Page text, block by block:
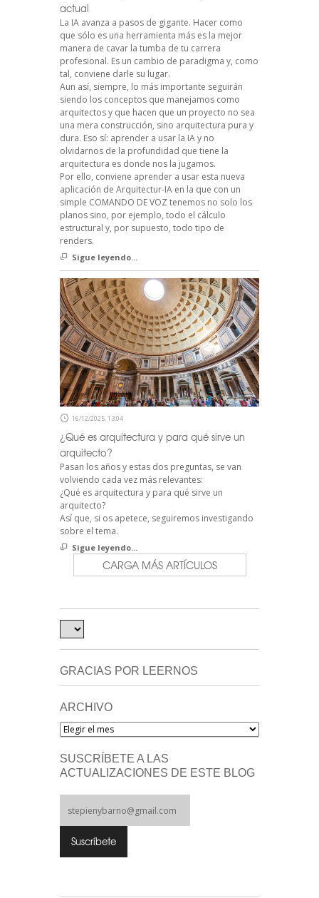
actual
La IA avanza a pasos de gigante. Hacer como
que sólo es una herramienta más es la mejor
manera de cavar la tumba de tu carrera
profesional. Es un cambio de paradigma y, como
tal, conviene darle su lugar.
Aun así, siempre, lo más importante seguirán
siendo los conceptos que manejamos como
arquitectos y que hacen que un proyecto no sea
una mera construcción, sino arquitectura pura y
dura. Eso sí: aprender a usar la IA y no
olvidarnos de la profundidad que tiene la
arquitectura es donde nos la jugamos.
Por ello, conviene aprender a usar esta nueva
aplicación de Arquitectur-IA en la que con un
simple COMANDO DE VOZ tenemos no solo los
planos sino, por ejemplo, todo el cálculo
estructural y, por supuesto, todo tipo de
renders.
Sigue leyendo...
16/12/2025, 13:04
¿Qué es arquitectura y para qué sirve un
arquitecto?
Pasan los años y estas dos preguntas, se van
volviendo cada vez más relevantes:
¿Qué es arquitectura y para qué sirve un
arquitecto?
Así que, si os apetece, seguiremos investigando
sobre el tema.
Sigue leyendo...
CARGA MÁS ARTÍCULOS
GRACIAS POR LEERNOS
ARCHIVO
Archivo
SUSCRÍBETE A LAS
ACTUALIZACIONES DE ESTE BLOG